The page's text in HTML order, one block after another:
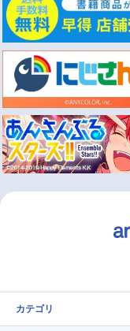
カテゴリ